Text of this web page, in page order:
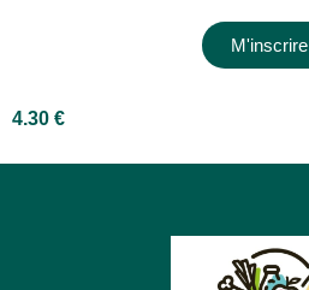
M'inscrire
4.30 €